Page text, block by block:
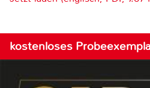
kostenloses